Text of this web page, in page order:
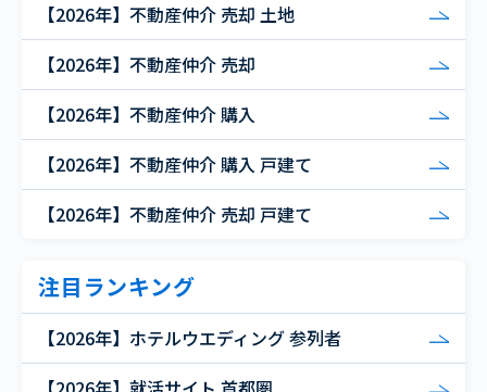
【2026年】不動産仲介 売却 土地
【2026年】不動産仲介 売却
【2026年】不動産仲介 購入
【2026年】不動産仲介 購入 戸建て
【2026年】不動産仲介 売却 戸建て
注目ランキング
【2026年】ホテルウエディング 参列者